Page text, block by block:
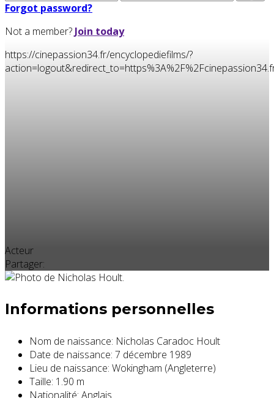
Forgot password?
Not a member? Join today
https://cinepassion34.fr/encyclopediefilms/?
Acteur
Partager:
Informations personnelles
Nom de naissance: Nicholas Caradoc Hoult
Date de naissance: 7 décembre 1989
Lieu de naissance: Wokingham (Angleterre)
Taille: 1.90 m
Nationalité: Anglais